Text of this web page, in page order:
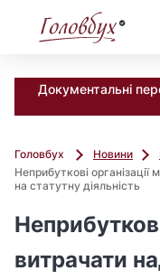
Документальні
Головбух Новини
Неприбуткові
на статутну діяльність
витрачати